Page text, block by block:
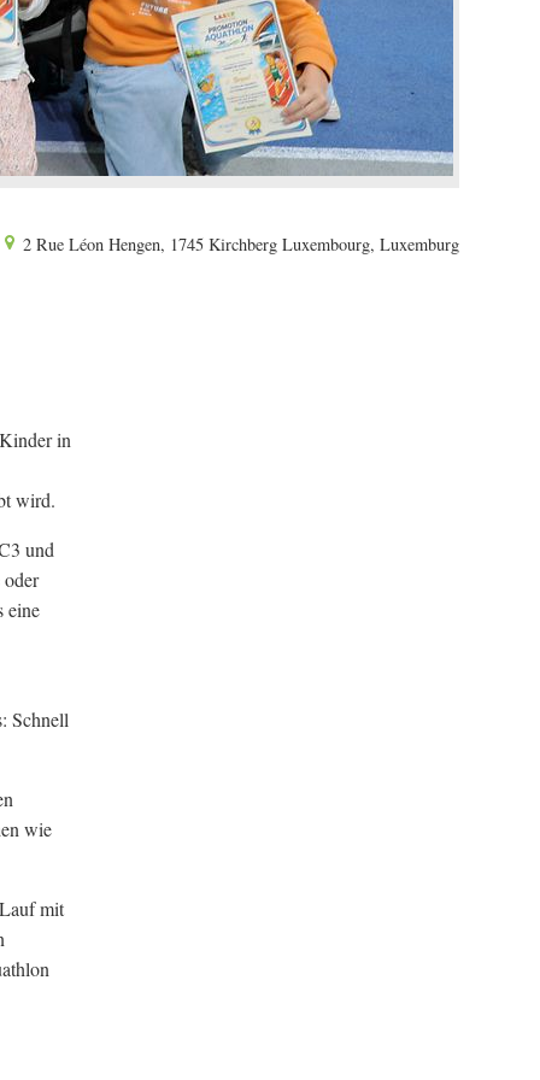
2 Rue Léon Hengen, 1745 Kirchberg Luxembourg, Luxemburg
in
wird.
und
eine
Schnell
wie
mit